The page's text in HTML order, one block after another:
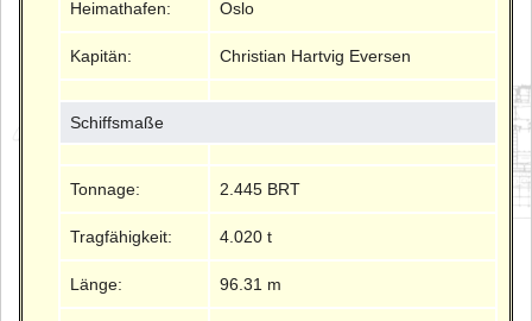
Heimathafen: Oslo
Kapitän: Christian Hartvig Eversen
Schiffsmaße
Tonnage: 2.445 BRT
Tragfähigkeit: 4.020 t
Länge: 96.31 m